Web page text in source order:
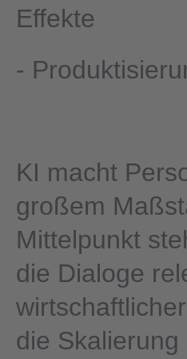
Effekte
-
KI macht
großem
Mittelpunkt
die Dialoge
die